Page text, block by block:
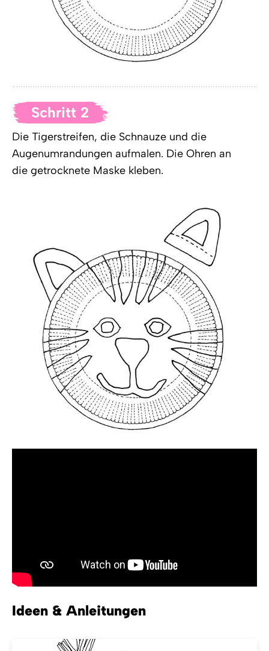
Schritt 2
Die Tigerstreifen, die Schnauze und die
Augenumrandungen aufmalen. Die Ohren an
die getrocknete Maske kleben.
Ideen & Anleitungen